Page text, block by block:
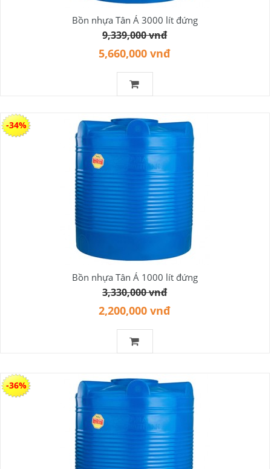
Bồn nhựa Tân Á 3000 lít đứng
9,339,000 vnđ
5,660,000 vnđ
Bồn nhựa Tân Á 1000 lít đứng
3,330,000 vnđ
2,200,000 vnđ
-34%
-36%